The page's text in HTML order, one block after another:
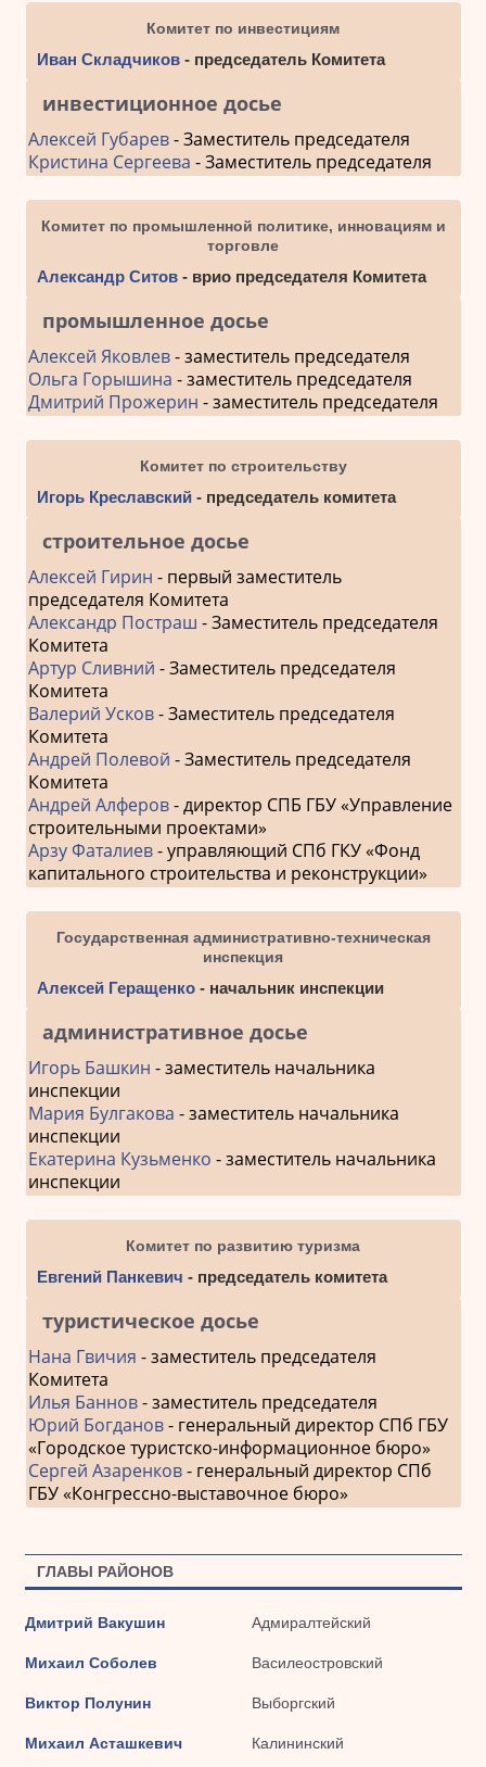
Комитет по инвестициям
Иван Складчиков- председатель Комитета
инвестиционное досье
Алексей Губарев- Заместитель председателя
Кристина Сергеева - Заместитель председателя
Комитет по промышленной политике, инновациям и
торговле
Александр Ситов- врио председателя Комитета
промышленное досье
Алексей Яковлев- заместитель председателя
Ольга Горышина - заместитель председателя
Дмитрий Прожерин - заместитель председателя
Комитет по строительству
Игорь Креславский - председатель комитета
строительное досье
Алексей Гирин - первый заместитель
председателя Комитета
Александр Постраш - Заместитель председателя
Комитета
Артур Сливний - Заместитель председателя
Комитета
Валерий Усков- Заместитель председателя
Комитета
Андрей Полевой - Заместитель председателя
Комитета
Андрей Алферов- директор СПБ ГБУ «Управление
строительными проектами»
Арзу Фаталиев- управляющий СПб ГКУ «Фонд
капитального строительства и реконструкции»
Государственная административно-техническая
инспекция
Алексей Геращенко- начальник инспекции
административное досье
Игорь Башкин - заместитель начальника
инспекции
Мария Булгакова - заместитель начальника
инспекции
Екатерина Кузьменко - заместитель начальника
инспекции
Комитет по развитию туризма
Евгений Панкевич - председатель комитета
туристическое досье
Нана Гвичия - заместитель председателя
Комитета
Илья Баннов- заместитель председателя
Юрий Богданов- генеральный директор СПб ГБУ
«Городское туристско-информационное бюро»
Сергей Азаренков- генеральный директор СПб
ГБУ «Конгрессно-выставочное бюро»
ГЛАВЫ РАЙОНОВ
Дмитрий Вакушин Адмиралтейский
Михаил Соболев Василеостровский
Виктор Полунин Выборгский
Михаил Асташкевич Калининский